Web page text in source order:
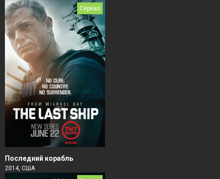
Сериал
Последний корабль
2014, США